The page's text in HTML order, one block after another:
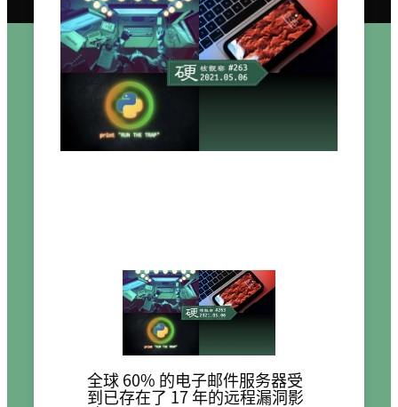
全球 60% 的电子邮件服务器受
到已存在了 17 年的远程漏洞影